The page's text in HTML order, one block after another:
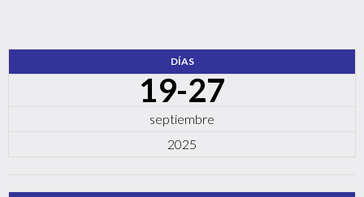
DÍAS
19-27
septiembre
2025